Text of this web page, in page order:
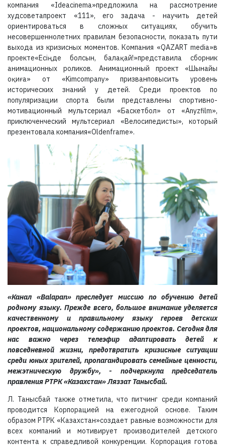
компания «Ideacinema»предложила на рассмотрение
худсоветапроект «111», его задача - научить детей
ориентироваться в сложных ситуациях, обучить
несовершеннолетних правилам безопасности, показать пути
выхода из кризисных моментов. Компания «QAZART media»в
проекте«Есіңде болсын, балақай!»представила сборник
анимационных роликов. Анимационный проект «Шынайы
оқиға» от «Kimcompany» призванповысить уровень
исторических знаний у детей. Среди проектов по
популяризации спорта были представлены спортивно-
мотивационный мультсериал «Баскетбол» от «Anyzfilm»,
приключенческий мультсериал «Велосипедисты», который
презентовала компания«Oldenframe».
«Канал «Balapan» преследует миссию по обучению детей
родному языку. Прежде всего, большое внимание уделяется
качественному и правильному языку героев детских
проектов, национальному содержанию проектов. Сегодня для
нас важно через телеэфир адаптировать детей к
повседневной жизни, предотвратить кризисные ситуации
среди юных зрителей, пропагандировать семейные ценности,
межэтническую дружбу», - подчеркнула председатель
правления РТРК «Казахстан» Ляззат Танысбай.
Л. Танысбай также отметила, что питчинг среди компаний
проводится Корпорацией на ежегодной основе. Таким
образом РТРК «Казахстан»создает равные возможности для
всех компаний и мотивирует производителей детского
контента к справедливой конкуренции. Корпорация готова